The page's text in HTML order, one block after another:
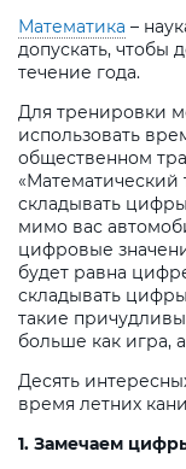
Математика –
допускать, чтобы
течение года.
Для тренировки
использовать
общественном
складывать
мимо вас
цифровые
будет равна
складывать
такие
больше как игра,
Десять
время летних
1. Замечаем